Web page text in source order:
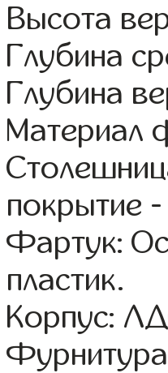
Высота
Глубина
Глубина
Материал
покрытие -
Фартук:
пластик.
Корпус: